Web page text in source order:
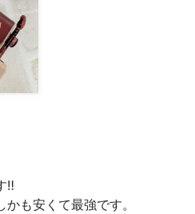
‼️
も安くて最強です。